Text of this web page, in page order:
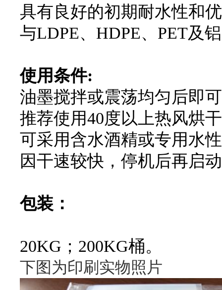
具有良好的初期耐水性和
与LDPE、HDPE、PET及
使用条件:
油墨搅拌或震荡均匀后即
推荐使用40度以上热风烘
可采用含水酒精或专用水
因干速较快，停机后再启
包装：
20KG；200KG桶。
下图为印刷实物照片